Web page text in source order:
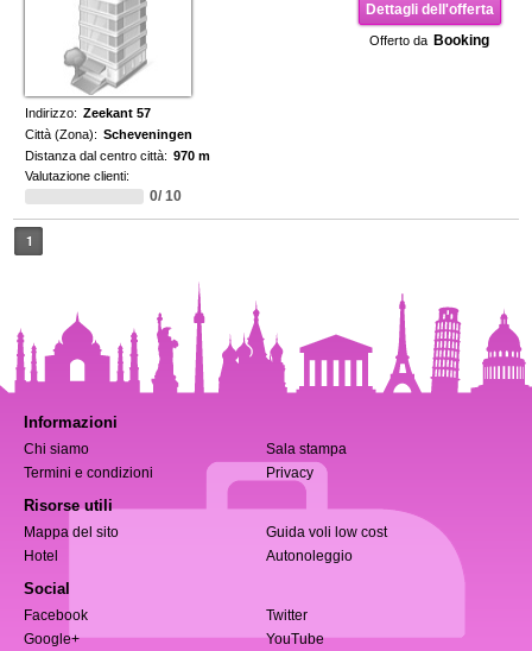
Dettagli dell'offerta
Offerto da Booking
Indirizzo: Zeekant 57
Città (Zona): Scheveningen
Distanza dal centro città: 970 m
Valutazione clienti:
0/ 10
1
Informazioni
Chi siamo
Sala stampa
Termini e condizioni
Privacy
Risorse utili
Mappa del sito
Guida voli low cost
Hotel
Autonoleggio
Social
Facebook
Twitter
Google+
YouTube